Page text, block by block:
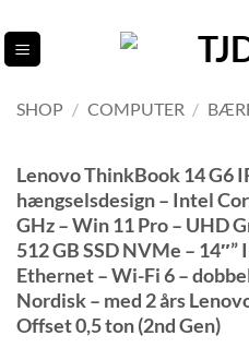
til
indhold
SHOP / COMPUTER /
Lenovo ThinkBook 14 G6
hængselsdesign – Intel
GHz – Win 11 Pro – UHD
512 GB SSD NVMe –
Ethernet – Wi-Fi 6 –
Nordisk – med 2 års
Offset 0,5 ton (2nd Gen)